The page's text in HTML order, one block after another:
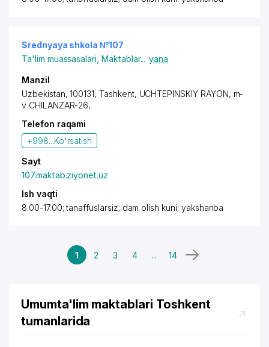
Srednyaya shkola №107
Ta'lim muassasalari Maktablar... yana
Manzil
Uzbekistan, 100131, Tashkent, UCHTEPINSKIY RAYON, m-
v CHILANZAR-26,
Telefon raqami
+998...Ko'rsatish
Sayt
107.maktab.ziyonet.uz
Ish vaqti
8.00-17.00; tanaffuslarsiz; dam olish kuni: yakshanba
1 2 3 4 ... 14
Umumta'lim maktablari Toshkent
tumanlarida